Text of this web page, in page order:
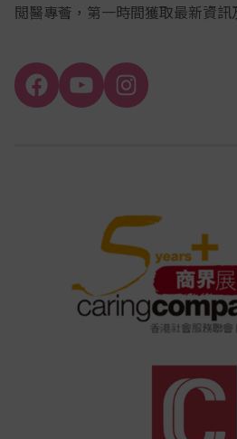
閲醫專薈，第一時間獲取最新資訊
Facebook
YouTube
Channel
Instagram